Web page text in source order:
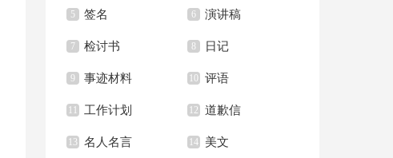
5 签名 6 演讲稿
7 检讨书 8 日记
9 事迹材料 10 评语
11 工作计划 12 道歉信
13 名人名言 14 美文